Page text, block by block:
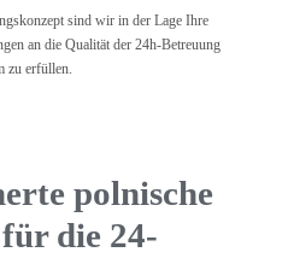
sind wir in der Lage Ihre
an die Qualität der 24h-Betreuung
zu erfüllen.
polnische
die 24-